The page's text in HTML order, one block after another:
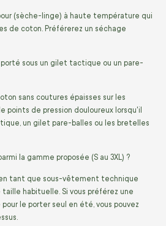
(sèche-linge) à haute température qui
de coton. Préférerez un séchage
sous un gilet tactique ou un pare-
sans coutures épaisses sur les
points de pression douloureux lorsqu'il
un gilet pare-balles ou les bretelles
la gamme proposée (S au 3XL) ?
en tant que sous-vêtement technique
taille habituelle. Si vous préférez une
le porter seul en été, vous pouvez